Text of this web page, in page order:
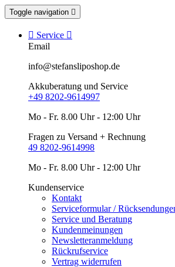
Toggle navigation 
 Service 
Email
info@stefansliposhop.de
Akkuberatung und Service
+49 8202-9614997
Mo - Fr. 8.00 Uhr - 12:00 Uhr
Fragen zu Versand + Rechnung
49 8202-9614998
Mo - Fr. 8.00 Uhr - 12:00 Uhr
Kundenservice
Kontakt
Serviceformular /
Service und Beratung
Kundenmeinungen
Newsletteranmeldung
Rückrufservice
Vertrag widerrufen